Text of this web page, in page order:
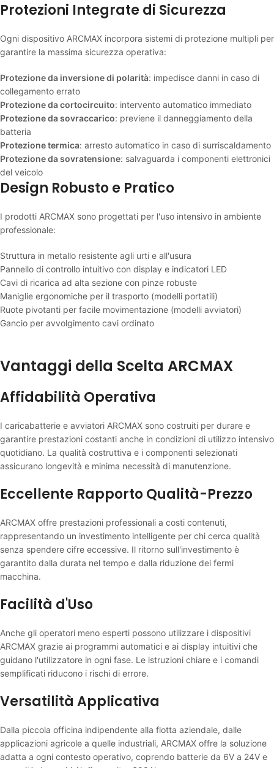
Protezioni Integrate di Sicurezza
Ogni dispositivo ARCMAX incorpora sistemi di protezione multipli per
garantire la massima sicurezza operativa:
Protezione da inversione di polarità: impedisce danni in caso di
collegamento errato
Protezione da cortocircuito: intervento automatico immediato
Protezione da sovraccarico: previene il danneggiamento della
batteria
Protezione termica: arresto automatico in caso di surriscaldamento
Protezione da sovratensione: salvaguarda i componenti elettronici
del veicolo
Design Robusto e Pratico
I prodotti ARCMAX sono progettati per l'uso intensivo in ambiente
professionale:
Struttura in metallo resistente agli urti e all'usura
Pannello di controllo intuitivo con display e indicatori LED
Cavi di ricarica ad alta sezione con pinze robuste
Maniglie ergonomiche per il trasporto (modelli portatili)
Ruote pivotanti per facile movimentazione (modelli avviatori)
Gancio per avvolgimento cavi ordinato
Vantaggi della Scelta ARCMAX
Affidabilità Operativa
I caricabatterie e avviatori ARCMAX sono costruiti per durare e
garantire prestazioni costanti anche in condizioni di utilizzo intensivo
quotidiano. La qualità costruttiva e i componenti selezionati
assicurano longevità e minima necessità di manutenzione.
Eccellente Rapporto Qualità-Prezzo
ARCMAX offre prestazioni professionali a costi contenuti,
rappresentando un investimento intelligente per chi cerca qualità
senza spendere cifre eccessive. Il ritorno sull'investimento è
garantito dalla durata nel tempo e dalla riduzione dei fermi
macchina.
Facilità d'Uso
Anche gli operatori meno esperti possono utilizzare i dispositivi
ARCMAX grazie ai programmi automatici e ai display intuitivi che
guidano l'utilizzatore in ogni fase. Le istruzioni chiare e i comandi
semplificati riducono i rischi di errore.
Versatilità Applicativa
Dalla piccola officina indipendente alla flotta aziendale, dalle
applicazioni agricole a quelle industriali, ARCMAX offre la soluzione
adatta a ogni contesto operativo, coprendo batterie da 6V a 24V e